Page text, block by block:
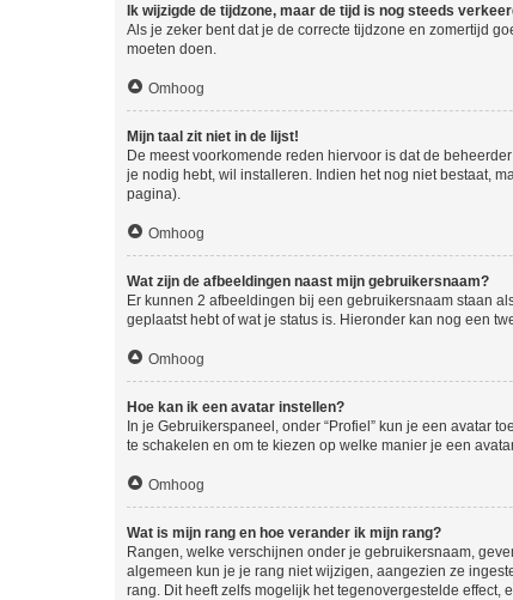
Ik wijzigde de tijdzone, maar de tijd is nog steeds
Als je zeker bent dat je de correcte tijdzone en zomertijd
moeten doen.
Omhoog
Mijn taal zit niet in de lijst!
De meest voorkomende reden hiervoor is dat de
je nodig hebt, wil installeren. Indien het nog niet bestaat,
pagina).
Omhoog
Wat zijn de afbeeldingen naast mijn gebruikersnaam?
Er kunnen 2 afbeeldingen bij een gebruikersnaam staan
geplaatst hebt of wat je status is. Hieronder kan nog een
Omhoog
Hoe kan ik een avatar instellen?
In je Gebruikerspaneel, onder “Profiel” kun je een avatar
te schakelen en om te kiezen op welke manier je een
Omhoog
Wat is mijn rang en hoe verander ik mijn rang?
Rangen, welke verschijnen onder je gebruikersnaam,
algemeen kun je je rang niet wijzigen, aangezien ze
rang. Dit heeft zelfs mogelijk het tegenovergestelde effect,